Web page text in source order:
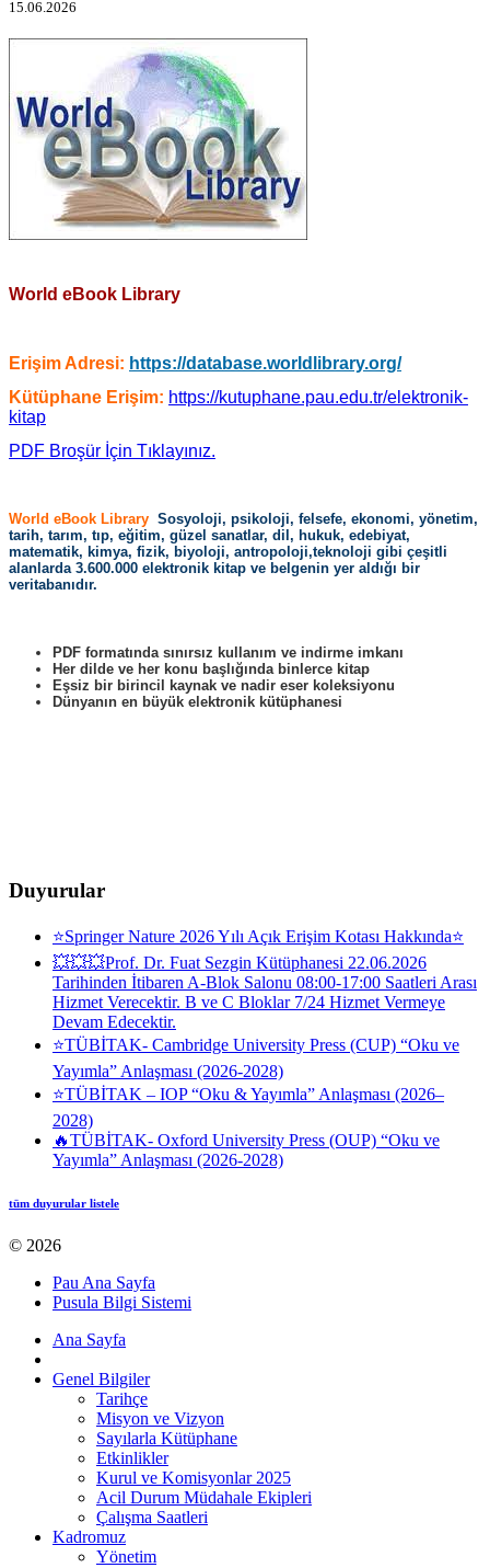
15.06.2026
World eBook Library
Erişim Adresi: https://database.worldlibrary.org/
Kütüphane Erişim: https://kutuphane.pau.edu.tr/elektronik-
kitap
PDF Broşür İçin Tıklayınız.
World eBook Library Sosyoloji, psikoloji, felsefe, ekonomi, yönetim,
tarih, tarım, tıp, eğitim, güzel sanatlar, dil, hukuk, edebiyat,
matematik, kimya, fizik, biyoloji, antropoloji,teknoloji gibi çeşitli
alanlarda 3.600.000 elektronik kitap ve belgenin yer aldığı bir
veritabanıdır.
PDF formatında sınırsız kullanım ve indirme imkanı
Her dilde ve her konu başlığında binlerce kitap
Eşsiz bir birincil kaynak ve nadir eser koleksiyonu
Dünyanın en büyük elektronik kütüphanesi
Duyurular
⭐Springer Nature 2026 Yılı Açık Erişim Kotası Hakkında⭐
💥💥💥Prof. Dr. Fuat Sezgin Kütüphanesi 22.06.2026
Tarihinden İtibaren A-Blok Salonu 08:00-17:00 Saatleri Arası
Hizmet Verecektir. B ve C Bloklar 7/24 Hizmet Vermeye
Devam Edecektir.
⭐TÜBİTAK- Cambridge University Press (CUP) “Oku ve
Yayımla” Anlaşması (2026-2028)
⭐TÜBİTAK – IOP “Oku & Yayımla” Anlaşması (2026–
2028)
🔥TÜBİTAK- Oxford University Press (OUP) “Oku ve
Yayımla” Anlaşması (2026-2028)
tüm duyurular listele
© 2026
Pau Ana Sayfa
Pusula Bilgi Sistemi
Ana Sayfa
Genel Bilgiler
Tarihçe
Misyon ve Vizyon
Sayılarla Kütüphane
Etkinlikler
Kurul ve Komisyonlar 2025
Acil Durum Müdahale Ekipleri
Çalışma Saatleri
Kadromuz
Yönetim